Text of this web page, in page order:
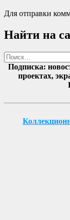
Для отправки
Найти на
Поиск
Подписка:
проектах,